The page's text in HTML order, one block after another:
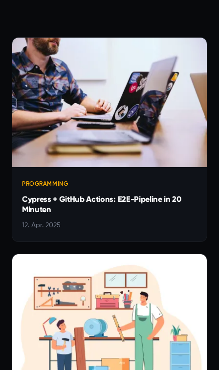
PROGRAMMING
Cypress + GitHub Actions: E2E-Pipeline in 20
Minuten
12. Apr. 2025